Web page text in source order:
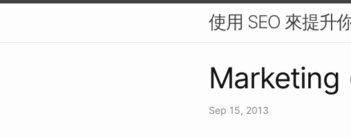
使用 SEO 來提升
Marketing
Sep 15, 2013